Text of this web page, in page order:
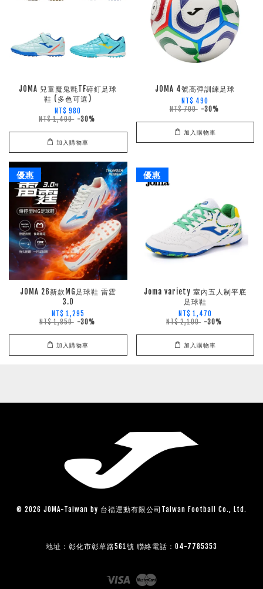
JOMA 兒童魔鬼氈TF碎釘足球
鞋 (多色可選)
NT$ 980
NT$ 1,400 -30%
加入購物車
JOMA 4號高彈訓練足球
NT$ 490
NT$ 700 -30%
加入購物車
優惠
JOMA 26新款MG足球鞋 雷霆
3.0
NT$ 1,295
NT$ 1,850 -30%
加入購物車
優惠
Joma variety 室內五人制平底
足球鞋
NT$ 1,470
NT$ 2,100 -30%
加入購物車
© 2026 JOMA-Taiwan by 台福運動有限公司Taiwan Football Co., Ltd.
地址：彰化市彰草路561號 聯絡電話：04-7785353
Visa